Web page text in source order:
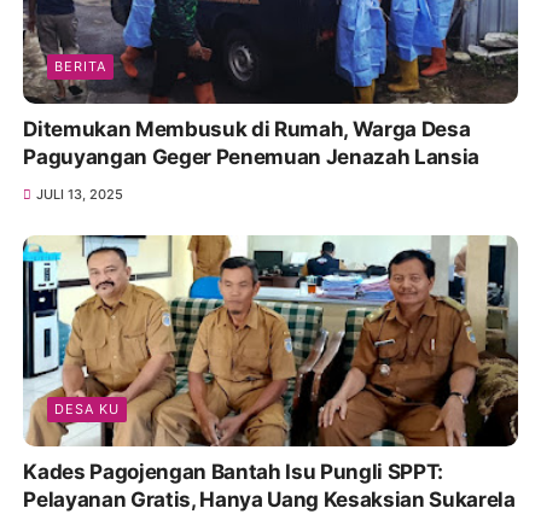
BERITA
Ditemukan Membusuk di Rumah, Warga Desa
Paguyangan Geger Penemuan Jenazah Lansia
JULI 13, 2025
DESA KU
Kades Pagojengan Bantah Isu Pungli SPPT:
Pelayanan Gratis, Hanya Uang Kesaksian Sukarela